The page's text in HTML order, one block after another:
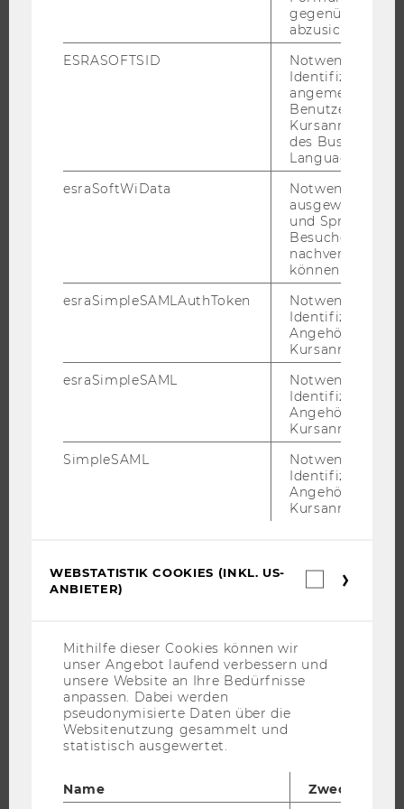
IMPACT DER FORSCHUNG
ORGANISATION
JOBPORTAL
RESEARCH CAREER
WELCOME SERVICES
JOBS MIT WU-STUDIUM
KARRIERENETZWERKE AN DER WU
gegenüber
abzusichern.
ESRASOFTSID
Notwendig zur
Identifizierung
angemeldeten
Benutzers im
des Business
Language
esraSoftWiData
Notwendig um
ausgewählte
und
Besuchers
nachverfolgen
können.
esraSimpleSAMLAuthToken
Notwendig zur
Identifizierung
Angehörige/r für
Kursanmeldung.
esraSimpleSAML
Notwendig zur
Identifizierung
Angehörige/r für
Kursanmeldung.
SimpleSAML
Notwendig zur
Identifizierung
Angehörige/r für
Kursanmeldung.
WEBSTATISTIK COOKIES (INKL. US-
ANBIETER)
Mithilfe dieser Cookies können wir
unser Angebot laufend verbessern und
unsere Website an Ihre Bedürfnisse
anpassen. Dabei werden
pseudonymisierte Daten über die
Websitenutzung gesammelt und
statistisch ausgewertet.
Name
Zweck